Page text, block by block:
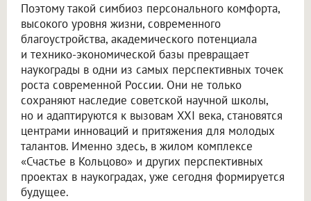
Поэтому такой симбиоз персонального комфорта,
высокого уровня жизни, современного
благоустройства, академического потенциала
и технико-экономической базы превращает
наукограды в одни из самых перспективных точек
роста современной России. Они не только
сохраняют наследие советской научной школы,
но и адаптируются к вызовам XXI века, становятся
центрами инноваций и притяжения для молодых
талантов. Именно здесь, в жилом комплексе
«Счастье в Кольцово» и других перспективных
проектах в наукоградах, уже сегодня формируется
будущее.